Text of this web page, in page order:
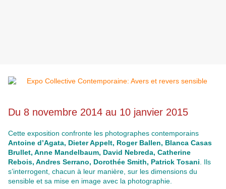
Du 8 novembre 2014 au 10 janvier 2015
Cette exposition confronte les photographes contemporains
Antoine d’Agata, Dieter Appelt, Roger Ballen, Blanca Casas
Brullet, Anne Mandelbaum, David Nebreda, Catherine
Rebois, Andres Serrano, Dorothée Smith, Patrick Tosani . Ils
s’interrogent, chacun à leur manière, sur les dimensions du
sensible et sa mise en image avec la photographie.